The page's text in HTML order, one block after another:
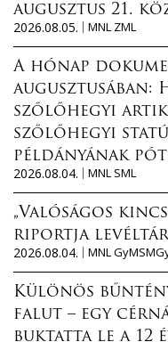
augusztus 21.
2026.08.05.
MNL ZML
A hónap
augusztusában:
szőlőhegyi
szőlőhegyi
példányának
2026.08.04.
MNL SML
„Valóságos
riportja
2026.08.04.
MNL
Különös
falut – egy
buktatta le a 12